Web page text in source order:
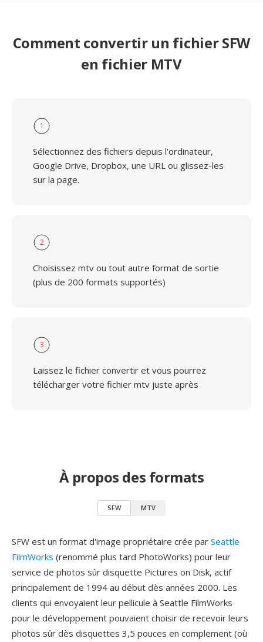
Comment convertir un fichier SFW
en fichier MTV
1
Sélectionnez des fichiers depuis l'ordinateur,
Google Drive, Dropbox, une URL ou glissez-les
sur la page.
2
Choisissez mtv ou tout autre format de sortie
(plus de 200 formats supportés)
3
Laissez le fichier convertir et vous pourrez
télécharger votre fichier mtv juste après
À propos des formats
SFW MTV
SFW est un format d'image propriétaire crée par Seattle
FilmWorks (renommé plus tard PhotoWorks) pour leur
service de photos sûr disquette Pictures on Disk, actif
principalement de 1994 au début dès années 2000. Les
clients qui envoyaient leur pellicule à Seattle FilmWorks
pour le développement pouvaient choisir de recevoir leurs
photos sûr dès disquettes 3,5 pouces en complement (où